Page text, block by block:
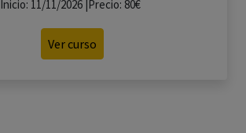
Inicio: 11/11/2026 |Precio: 80€
Ver curso